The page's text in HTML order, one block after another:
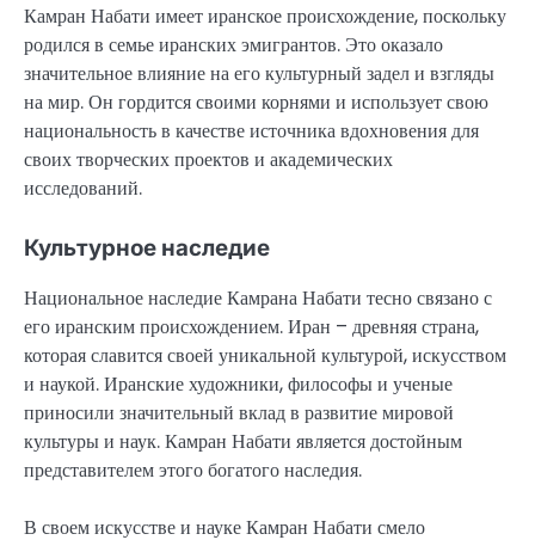
Камран Набати имеет иранское происхождение, поскольку
родился в семье иранских эмигрантов. Это оказало
значительное влияние на его культурный задел и взгляды
на мир. Он гордится своими корнями и использует свою
национальность в качестве источника вдохновения для
своих творческих проектов и академических
исследований.
Культурное наследие
Национальное наследие Камрана Набати тесно связано с
его иранским происхождением. Иран – древняя страна,
которая славится своей уникальной культурой, искусством
и наукой. Иранские художники, философы и ученые
приносили значительный вклад в развитие мировой
культуры и наук. Камран Набати является достойным
представителем этого богатого наследия.
В своем искусстве и науке Камран Набати смело